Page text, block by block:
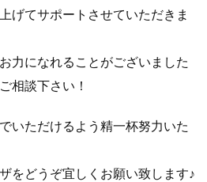
げてサポートさせていただきま
力になれることがございました
相談下さい！
いただけるよう精一杯努力いた
をどうぞ宜しくお願い致します♪